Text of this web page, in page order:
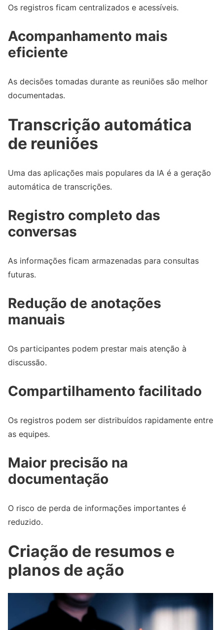
Os registros ficam centralizados e acessíveis.
Acompanhamento mais
eficiente
As decisões tomadas durante as reuniões são melhor
documentadas.
Transcrição automática
de reuniões
Uma das aplicações mais populares da IA é a geração
automática de transcrições.
Registro completo das
conversas
As informações ficam armazenadas para consultas
futuras.
Redução de anotações
manuais
Os participantes podem prestar mais atenção à
discussão.
Compartilhamento facilitado
Os registros podem ser distribuídos rapidamente entre
as equipes.
Maior precisão na
documentação
O risco de perda de informações importantes é
reduzido.
Criação de resumos e
planos de ação